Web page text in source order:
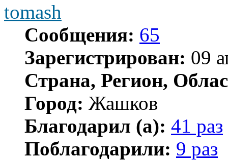
tomash
Сообщения: 65
Зарегистрирован: 09
Страна, Регион,
Город: Жашков
Благодарил (а): 41 раз
Поблагодарили: 9 раз